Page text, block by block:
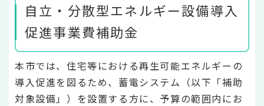
自立・分散型エネルギー設備導入
促進事業費補助金
本市では、住宅等における再生可能エネルギーの
導入促進を図るため、蓄電システム（以下「補助
対象設備」）を設置する方に、予算の範囲内にお